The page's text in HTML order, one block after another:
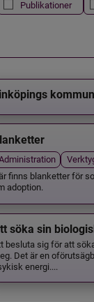
Publikationer
kommun
finns blanketter för
adoption.
söka sin
besluta sig för att
Det är en
energi....